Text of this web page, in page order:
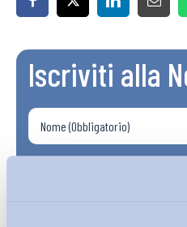
Iscriviti alla